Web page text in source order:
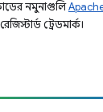
নমুনাগুলি
ট্রেডমার্ক।